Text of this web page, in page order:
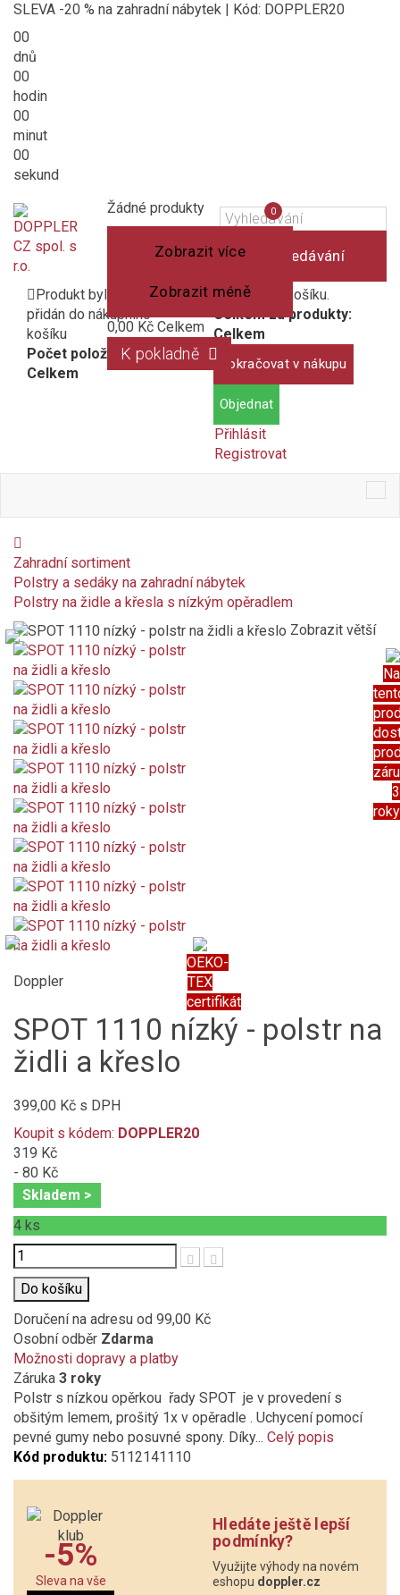
SLEVA -20 % na zahradní nábytek | Kód: DOPPLER20
00
dnů
00
hodin
00
minut
00
sekund
Vyhledávání
Košík
(prázdný)
Žádné produkty
Zobrazit více
Zobrazit méně
0,00 Kč Celkem
K pokladně
Produkt byl úspěšně
přidán do nákupního
košíku
Počet položek:
Celkem
1 produkt v košíku.
Celkem za produkty:
Celkem
Pokračovat v nákupu
Objednat
Přihlásit
Registrovat
Porovnání
produktů
0
Zahradní sortiment
Polstry a sedáky na zahradní nábytek
Polstry na židle a křesla s nízkým opěradlem
OEKO-
TEX
certifikát
Na
3
roky
Zobrazit větší
Doppler
SPOT 1110 nízký - polstr na
židli a křeslo
399,00 Kč s DPH
Koupit s kódem: DOPPLER20
319 Kč
- 80 Kč
Skladem >
4 ks
Počet
Do košíku
Doručení na adresu od 99,00 Kč
Osobní odběr Zdarma
Možnosti dopravy a platby
Záruka 3 roky
Polstr s nízkou opěrkou řady SPOT je v provedení s
obšitým lemem, prošitý 1x v opěradle . Uchycení pomocí
pevné gumy nebo posuvné spony. Díky... Celý popis
Kód produktu: 5112141110
-5%
Sleva na vše
Hledáte ještě lepší
podmínky?
Využijte výhody na novém
eshopu doppler.cz